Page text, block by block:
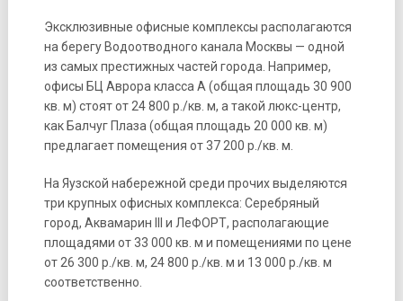
Эксклюзивные офисные комплексы располагаются
на берегу Водоотводного канала Москвы — одной
из самых престижных частей города. Например,
офисы БЦ Аврора класса А (общая площадь 30 900
кв. м) стоят от 24 800 р./кв. м, а такой люкс-центр,
как Балчуг Плаза (общая площадь 20 000 кв. м)
предлагает помещения от 37 200 р./кв. м.
На Яузской набережной среди прочих выделяются
три крупных офисных комплекса: Серебряный
город, Аквамарин III и ЛеФОРТ, располагающие
площадями от 33 000 кв. м и помещениями по цене
от 26 300 р./кв. м, 24 800 р./кв. м и 13 000 р./кв. м
соответственно.